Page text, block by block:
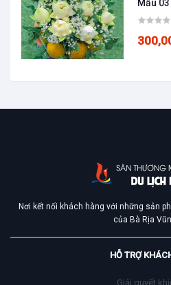
Hoa
Mẫu 03
Nơi kết nối khách hàng với những sản
của Bà Rịa